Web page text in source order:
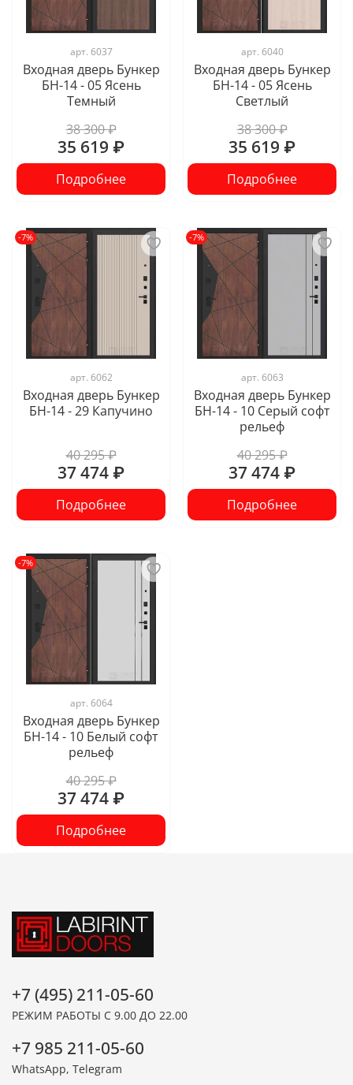
арт. 6037
Входная дверь Бункер
БН-14 - 05 Ясень
Темный
38 300 ₽
35 619 ₽
Подробнее
арт. 6040
Входная дверь Бункер
БН-14 - 05 Ясень
Светлый
38 300 ₽
35 619 ₽
Подробнее
-7%
арт. 6062
Входная дверь Бункер
БН-14 - 29 Капучино
40 295 ₽
37 474 ₽
Подробнее
-7%
арт. 6063
Входная дверь Бункер
БН-14 - 10 Серый софт
рельеф
40 295 ₽
37 474 ₽
Подробнее
-7%
арт. 6064
Входная дверь Бункер
БН-14 - 10 Белый софт
рельеф
40 295 ₽
37 474 ₽
Подробнее
+7 (495) 211-05-60
РЕЖИМ РАБОТЫ С 9.00 ДО 22.00
+7 985 211-05-60
WhatsApp, Telegram